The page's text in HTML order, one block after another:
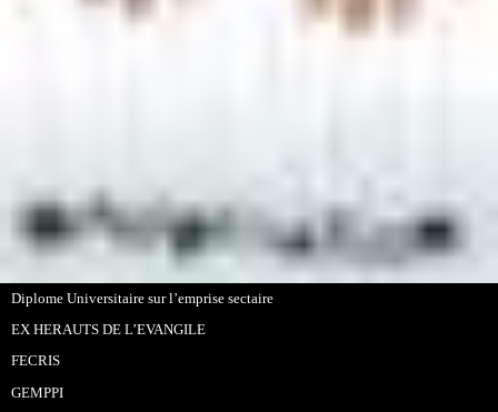
Diplome Universitaire sur l’emprise sectaire
EX HERAUTS DE L’EVANGILE
FECRIS
GEMPPI